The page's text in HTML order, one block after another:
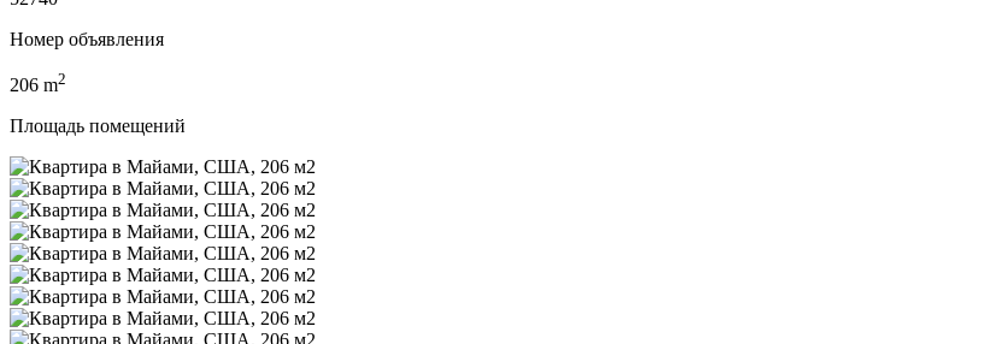
Номер объявления
206 m2
Площадь помещений